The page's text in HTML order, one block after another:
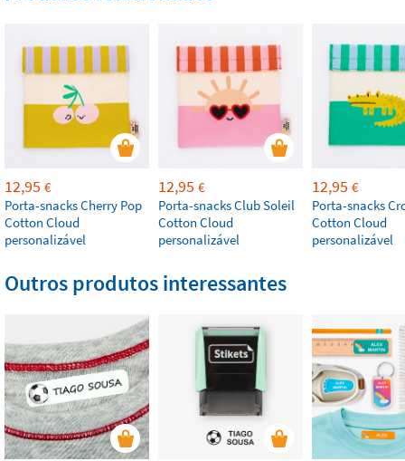
12,95 €
Porta-snacks Cherry Pop
Cotton Cloud
personalizável
12,95 €
Porta-snacks Club Soleil
Cotton Cloud
personalizável
12,95 €
Porta-snacks
Cotton Cloud
personalizável
Outros produtos interessantes